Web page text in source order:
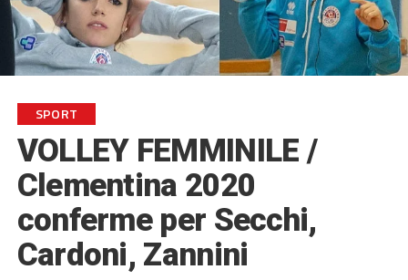
SPORT
VOLLEY FEMMINILE /
Clementina 2020
conferme per Secchi,
Cardoni, Zannini